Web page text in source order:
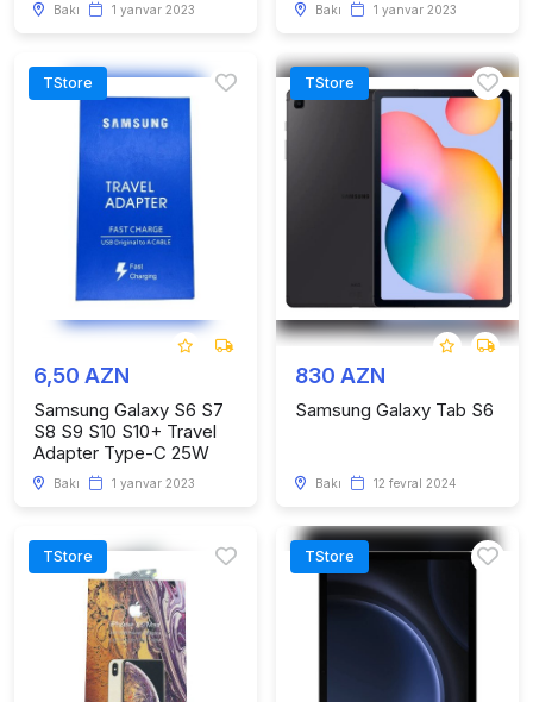
Bakı 1 yanvar 2023 Bakı 1 yanvar 2023
TStore
6,50 AZN
Samsung Galaxy S6 S7
S8 S9 S10 S10+ Travel
Adapter Type-C 25W
Bakı 1 yanvar 2023
TStore
830 AZN
Samsung Galaxy Tab S6
Bakı 12 fevral 2024
TStore TStore